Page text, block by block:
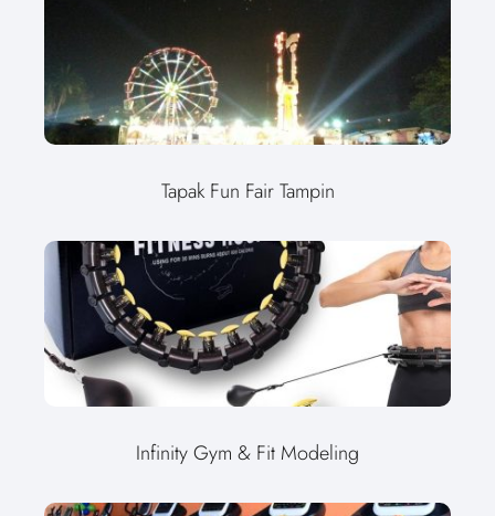
Tapak Fun Fair Tampin
Infinity Gym & Fit Modeling